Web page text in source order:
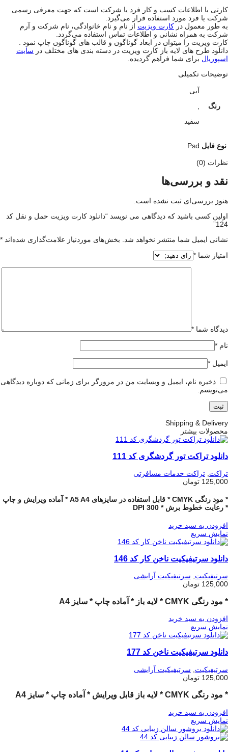
کارتی با اطلاعات کسب و کار فرد یا شرکت است که جهت معرفی رسمی
شرکت یا فرد مورد استفاده قرار می‌گیرد.
به طور معمول در کارت ویزیت از نام و نام خانوادگی، نام شرکت و آرم
شرکت به همراه نشانی و اطلاعات تماس استفاده می‌گردد.
کارت ویزیت را میتوان در ابعاد گوناگون و قالب های گوناگون چاپ نمود .
دانلود طرح های لایه باز کارت ویزیت در دسته بندی های مختلف در سایت
اسپوریال برای شما فراهم گردیده.
توضیحات تکمیلی
رنگ
آبی
سفید
نوع فایل Psd
نظرات (0)
نقد و بررسی‌ها
هنوز بررسی‌ای ثبت نشده است.
اولین کسی باشید که دیدگاهی می نویسد “دانلود کارت ویزیت حمل و نقل کد
124”
نشانی ایمیل شما منتشر نخواهد شد.
بخش‌های موردنیاز علامت‌گذاری شده‌اند *
امتیاز شما *
دیدگاه شما *
نام *
ایمیل *
ذخیره نام، ایمیل و وبسایت من در مرورگر برای زمانی که دوباره دیدگاهی
می‌نویسم.
Shipping & Delivery
محصولات بیشتر
دانلود تراکت تور گردشگری کد 111
تراکت, تراکت خدمات مسافرتی
125,000 تومان
* مود رنگی CMYK * قابل استفاده در سایزهای A5 A4 * آماده ویرایش و چاپ
* رعایت خطوط برش * 300 DPI
افزودن به سبد خرید
نمایش سریع
دانلود سرتیفیکیت ناخن کار کد 146
سرتیفیکیت, سرتیفیکیت آرایشی
125,000 تومان
* مود رنگی CMYK * لایه باز * آماده چاپ * سایز A4
افزودن به سبد خرید
نمایش سریع
دانلود سرتیفیکیت ناخن کد 177
سرتیفیکیت
سرتیفیکیت آرایشی
125,000 تومان
* مود رنگی CMYK * لایه باز قابل ویرایش * آماده چاپ * سایز A4
افزودن به سبد خرید
نمایش سریع